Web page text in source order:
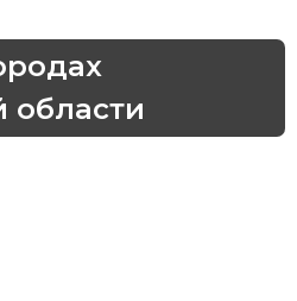
области